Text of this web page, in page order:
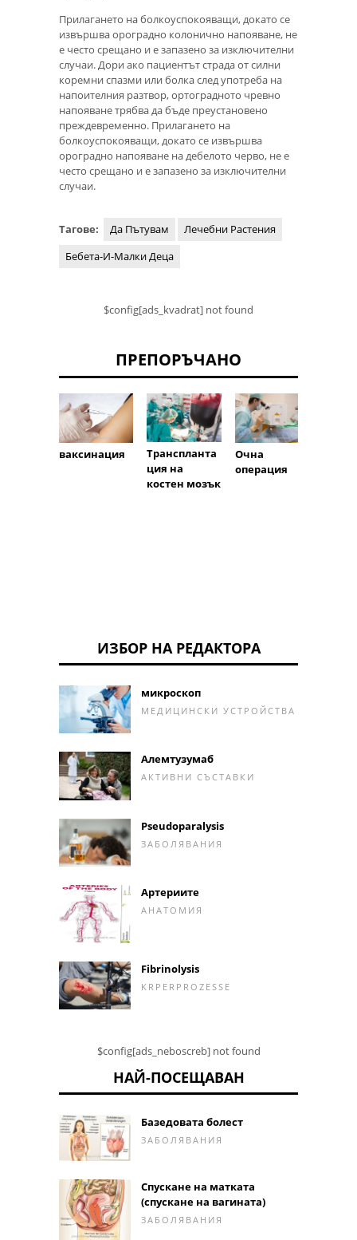
Прилагането на болкоуспокояващи, докато се
извършва ороградно колонично напояване, не
е често срещано и е запазено за изключителни
случаи. Дори ако пациентът страда от силни
коремни спазми или болка след употреба на
напоителния разтвор, ортоградното чревно
напояване трябва да бъде преустановено
преждевременно. Прилагането на
болкоуспокояващи, докато се извършва
ороградно напояване на дебелото черво, не е
често срещано и е запазено за изключителни
случаи.
Тагове: Да Пътувам
Лечебни Растения
Бебета-И-Малки Деца
$config[ads_kvadrat] not found
ПРЕПОРЪЧАНО
ваксинация
Транспланта
ция на
костен мозък
Очна
операция
ИЗБОР НА РЕДАКТОРА
микроскоп
МЕДИЦИНСКИ УСТРОЙСТВА
Алемтузумаб
АКТИВНИ СЪСТАВКИ
Pseudoparalysis
ЗАБОЛЯВАНИЯ
Артериите
АНАТОМИЯ
Fibrinolysis
KRPERPROZESSE
$config[ads_neboscreb] not found
НАЙ-ПОСЕЩАВАН
Базедовата болест
ЗАБОЛЯВАНИЯ
Спускане на матката
(спускане на вагината)
ЗАБОЛЯВАНИЯ